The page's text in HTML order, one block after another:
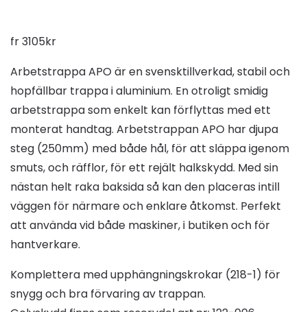
fr3105kr
Arbetstrappa APO är en svensktillverkad, stabil och
hopfällbar trappa i aluminium. En otroligt smidig
arbetstrappa som enkelt kan förflyttas med ett
monterat handtag. Arbetstrappan APO har djupa
steg (250mm) med både hål, för att släppa igenom
smuts, och räfflor, för ett rejält halkskydd. Med sin
nästan helt raka baksida så kan den placeras intill
väggen för närmare och enklare åtkomst. Perfekt
att använda vid både maskiner, i butiken och för
hantverkare.
Komplettera med upphängningskrokar (218-1) för
snygg och bra förvaring av trappan.